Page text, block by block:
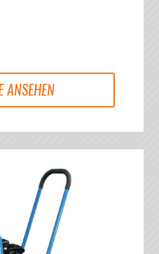
ANSEHEN